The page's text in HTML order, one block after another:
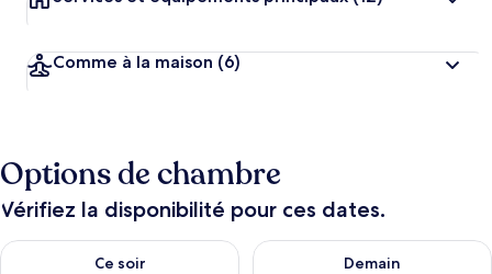
Comme à la maison (6)
Options de chambre
Vérifiez la disponibilité pour ces dates.
Ce soir
Vérifier la disponibilité pour ce soir août 7 - août 8
Demain
Vérifier la disponibilité pour